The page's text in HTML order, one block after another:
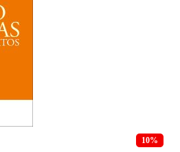
10%